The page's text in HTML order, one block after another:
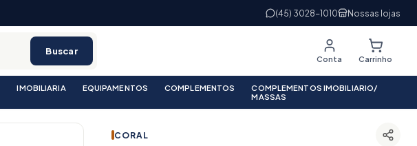
(45) 3028-1010 Nossas lojas
Buscar
Conta Carrinho
IMOBILIARIA EQUIPAMENTOS COMPLEMENTOS
COMPLEMENTOS IMOBILIARIO/
MASSAS
CORAL